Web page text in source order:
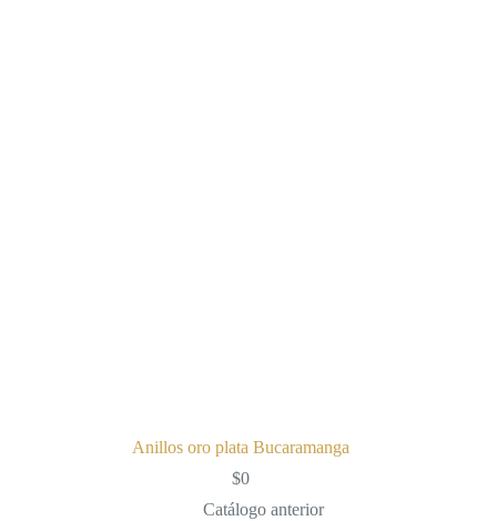
Anillos oro plata Bucaramanga
$0
Catálogo anterior